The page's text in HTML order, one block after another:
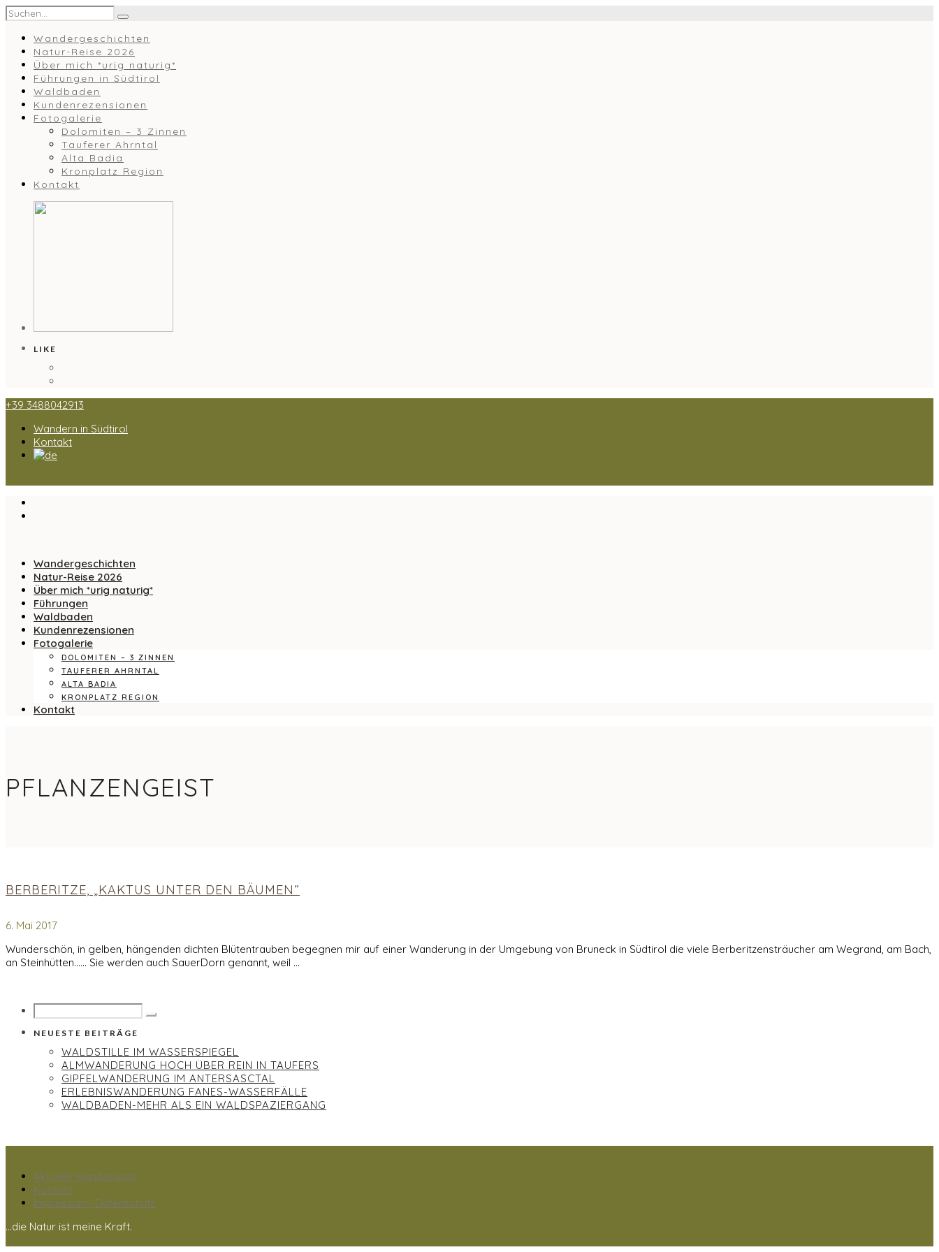
Wandergeschichten
Natur-Reise 2026
Über mich *urig naturig*
Führungen in Südtirol
Waldbaden
Kundenrezensionen
Fotogalerie
Dolomiten – 3 Zinnen
Tauferer Ahrntal
Alta Badia
Kronplatz Region
Kontakt
LIKE
+39 3488042913
Wandern in Südtirol
Kontakt
Wandergeschichten
Natur-Reise 2026
Über mich *urig naturig*
Führungen
Waldbaden
Kundenrezensionen
Fotogalerie
DOLOMITEN – 3 ZINNEN
TAUFERER AHRNTAL
ALTA BADIA
KRONPLATZ REGION
Kontakt
PFLANZENGEIST
BERBERITZE, „KAKTUS UNTER DEN BÄUMEN“
6. Mai 2017
Wunderschön, in gelben, hängenden dichten Blütentrauben begegnen mir auf einer Wanderung in der Umgebung von Bruneck in Südtirol die viele Berberitzensträucher am Wegrand, am Bach,
an Steinhütten...... Sie werden auch SauerDorn genannt, weil …
NEUESTE BEITRÄGE
WALDSTILLE IM WASSERSPIEGEL
ALMWANDERUNG HOCH ÜBER REIN IN TAUFERS
GIPFELWANDERUNG IM ANTERSASCTAL
ERLEBNISWANDERUNG FANES-WASSERFÄLLE
WALDBADEN-MEHR ALS EIN WALDSPAZIERGANG
Aktuelle Wandertipps
Kontakt
Impressum | Datenschutz
...die Natur ist meine Kraft.